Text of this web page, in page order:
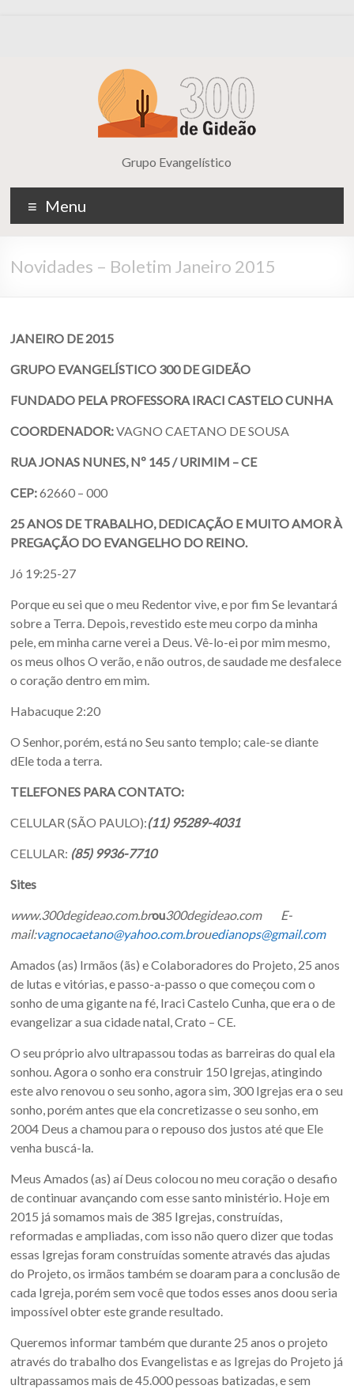
Grupo Evangelístico
Menu
Novidades – Boletim Janeiro 2015
JANEIRO DE 2015
GRUPO EVANGELÍSTICO 300 DE GIDEÃO
FUNDADO PELA PROFESSORA IRACI CASTELO CUNHA
COORDENADOR:VAGNO CAETANO DE SOUSA
RUA JONAS NUNES, Nº 145 / URIMIM – CE
CEP:62660 – 000
25 ANOS DE TRABALHO, DEDICAÇÃO E MUITO AMOR À
PREGAÇÃO DO EVANGELHO DO REINO.
Jó 19:25-27
Porque eu sei que o meu Redentor vive, e por fim Se levantará
sobre a Terra. Depois, revestido este meu corpo da minha
pele, em minha carne verei a Deus. Vê-lo-ei por mim mesmo,
os meus olhos O verão, e não outros, de saudade me desfalece
o coração dentro em mim.
Habacuque 2:20
O Senhor, porém, está no Seu santo templo; cale-se diante
dEle toda a terra.
TELEFONES PARA CONTATO:
CELULAR (SÃO PAULO):(11) 95289-4031
CELULAR: (85) 9936-7710
Sites
www.300degideao.com.brou300degideao.com
E-
mail:vagnocaetano@yahoo.com.brouedianops@gmail.com
Amados (as) Irmãos (ãs) e Colaboradores do Projeto, 25 anos
de lutas e vitórias, e passo-a-passo o que começou com o
sonho de uma gigante na fé, Iraci Castelo Cunha, que era o de
evangelizar a sua cidade natal, Crato – CE.
O seu próprio alvo ultrapassou todas as barreiras do qual ela
sonhou. Agora o sonho era construir 150 Igrejas, atingindo
este alvo renovou o seu sonho, agora sim, 300 Igrejas era o seu
sonho, porém antes que ela concretizasse o seu sonho, em
2004 Deus a chamou para o repouso dos justos até que Ele
venha buscá-la.
Meus Amados (as) aí Deus colocou no meu coração o desafio
de continuar avançando com esse santo ministério. Hoje em
2015 já somamos mais de 385 Igrejas, construídas,
reformadas e ampliadas, com isso não quero dizer que todas
essas Igrejas foram construídas somente através das ajudas
do Projeto, os irmãos também se doaram para a conclusão de
cada Igreja, porém sem você que todos esses anos doou seria
impossível obter este grande resultado.
Queremos informar também que durante 25 anos o projeto
através do trabalho dos Evangelistas e as Igrejas do Projeto já
ultrapassamos mais de 45.000 pessoas batizadas, e sem